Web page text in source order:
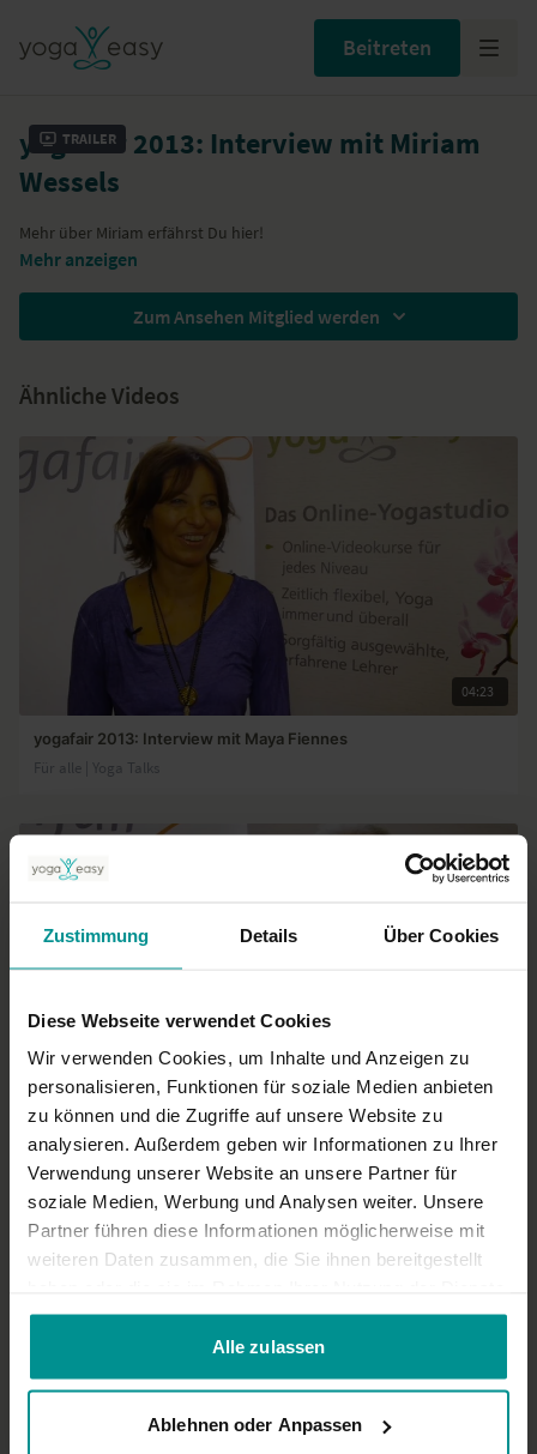
Zustimmung Details Über Cookies
Diese Webseite verwendet Cookies
Wir verwenden Cookies, um Inhalte und Anzeigen zu
personalisieren, Funktionen für soziale Medien anbieten
zu können und die Zugriffe auf unsere Website zu
analysieren. Außerdem geben wir Informationen zu Ihrer
Verwendung unserer Website an unsere Partner für
soziale Medien, Werbung und Analysen weiter. Unsere
Partner führen diese Informationen möglicherweise mit
weiteren Daten zusammen, die Sie ihnen bereitgestellt
gesammelt haben.
Alle zulassen
Ablehnen oder Anpassen
Beitreten
Trailer
yogafair 2013: Interview mit Miriam
Wessels
Mehr über Miriam erfährst Du hier!
Mehr anzeigen
Zum Ansehen Mitglied werden
Ähnliche Videos
04:23
yogafair 2013: Interview mit Maya Fiennes
Für alle | Yoga Talks
05:57
yogafair 2013: Interview mit Simon Borg-Olivier
Für alle | Yoga Talks